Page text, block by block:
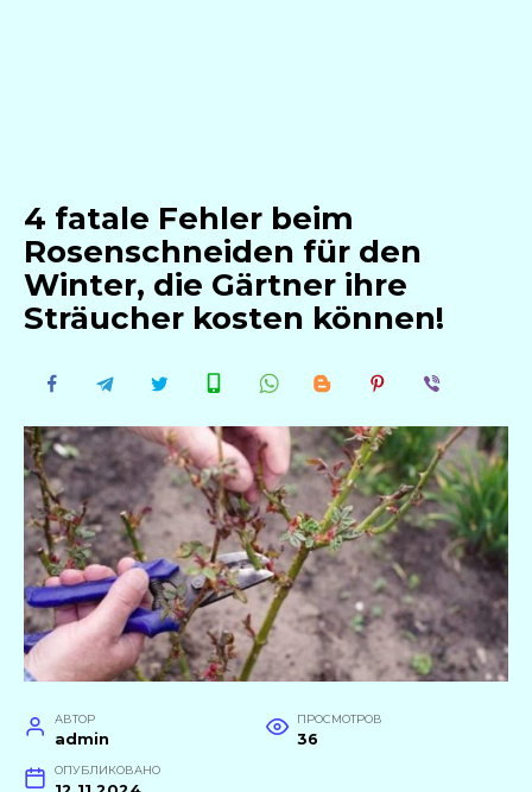
4 fatale Fehler beim
Rosenschneiden für den
Winter, die Gärtner ihre
Sträucher kosten können!
АВТОР
admin
ПРОСМОТРОВ
36
ОПУБЛИКОВАНО